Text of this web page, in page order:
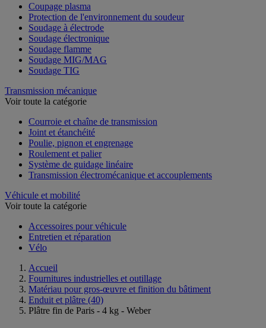
Coupage plasma
Protection de l'environnement du soudeur
Soudage à électrode
Soudage électronique
Soudage flamme
Soudage MIG/MAG
Soudage TIG
Transmission mécanique
Voir toute la catégorie
Courroie et chaîne de transmission
Joint et étanchéité
Poulie, pignon et engrenage
Roulement et palier
Système de guidage linéaire
Transmission électromécanique et accouplements
Véhicule et mobilité
Voir toute la catégorie
Accessoires pour véhicule
Entretien et réparation
Vélo
Accueil
Fournitures industrielles et outillage
Matériau pour gros-œuvre et finition du bâtiment
Enduit et plâtre (40)
Plâtre fin de Paris - 4 kg - Weber